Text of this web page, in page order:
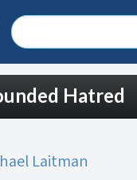
Hatred
Laitman